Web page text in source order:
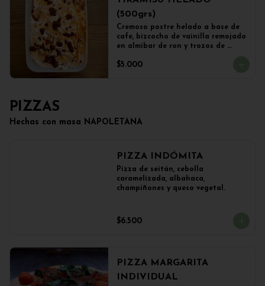
(500grs)
Cremoso postre helado a base de
cafe, bizcocho de vainilla remojado
en almibar de ron y trozos de
$5.000
PIZZAS
Hechas con masa NAPOLETANA
PIZZA INDÓMITA
Pizza de seitán, cebolla
caramelizada, albahaca,
champiñones y queso vegetal.
$6.500
PIZZA MARGARITA
INDIVIDUAL